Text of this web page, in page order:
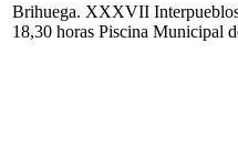
Brihuega. XXXVII
18,30 horas Piscina Municipal